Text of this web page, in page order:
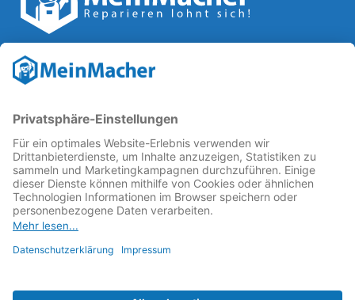
Reparatur Revolution
Reparatur↗ für eineReparatur Revolution
Reparaturbedingungen: Für Produkte, die sich gut
reparieren lassen, für günstigere Ersatzteile und den
Erhalt der reparierenden Betriebe und des Reparatur-
Know-hows in Deutschland.
Weitere Informationen
Fachhändler finden
FAQ - häufig gestellte Fragen